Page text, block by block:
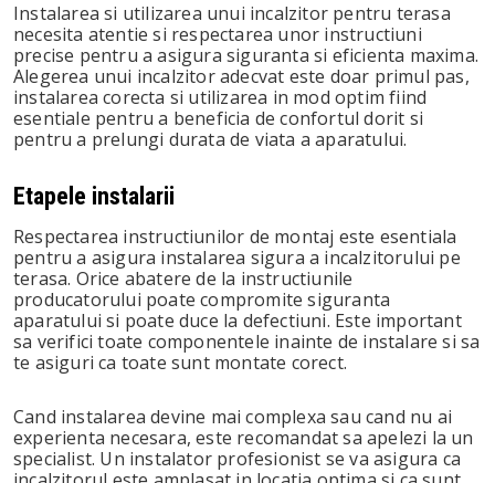
Instalarea si utilizarea unui incalzitor pentru terasa
necesita atentie si respectarea unor instructiuni
precise pentru a asigura siguranta si eficienta maxima.
Alegerea unui incalzitor adecvat este doar primul pas,
instalarea corecta si utilizarea in mod optim fiind
esentiale pentru a beneficia de confortul dorit si
pentru a prelungi durata de viata a aparatului.
Etapele instalarii
Respectarea instructiunilor de montaj este esentiala
pentru a asigura instalarea sigura a incalzitorului pe
terasa. Orice abatere de la instructiunile
producatorului poate compromite siguranta
aparatului si poate duce la defectiuni. Este important
sa verifici toate componentele inainte de instalare si sa
te asiguri ca toate sunt montate corect.
Cand instalarea devine mai complexa sau cand nu ai
experienta necesara, este recomandat sa apelezi la un
specialist. Un instalator profesionist se va asigura ca